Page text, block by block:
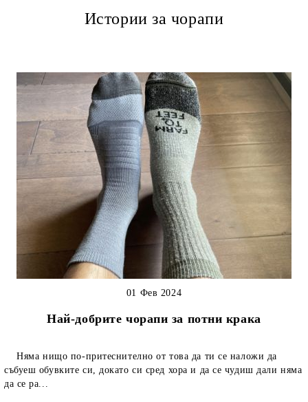
Истории за чорапи
Най-добрите чорапи за потни крака
01 Фев 2024
Няма нищо по-притеснително от това да ти се наложи да
събуеш обувките си, докато си сред хора и да се чудиш дали няма
да се ра...